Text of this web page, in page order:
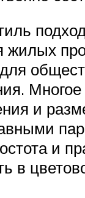
Многое
и
и
в